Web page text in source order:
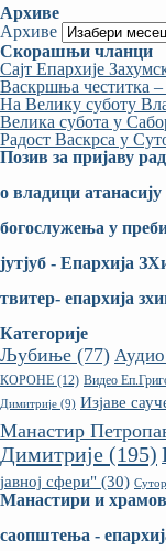
Архиве
Архиве
Скорашњи чланци
Сајт Епархије
Васкршња честитка
На Велику суботу
Велика субота у
Радост Васкрса у
Позив за пријаву
о владици атанасију
богослужења у
јутјуб - Епархија
твитер- епархијa
Категорије
Љубиње (77) Аудио
КОРОНЕ (12) Видео
Димитрије (9) Изјаве
Манастир
Димитрије (195)
јавној сфери" (30)
Манастири и
саопштења -